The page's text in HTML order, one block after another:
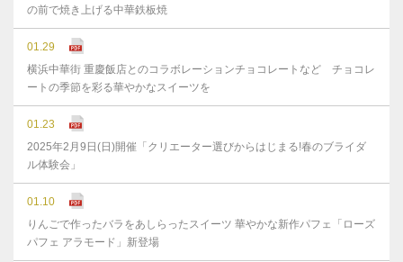
の前で焼き上げる中華鉄板焼
01.29
横浜中華街 重慶飯店とのコラボレーションチョコレートなど チョコレ
ートの季節を彩る華やかなスイーツを
01.23
2025年2月9日(日)開催「クリエーター選びからはじまる!春のブライダ
ル体験会」
01.10
りんごで作ったバラをあしらったスイーツ 華やかな新作パフェ「ローズ
パフェ アラモード」新登場